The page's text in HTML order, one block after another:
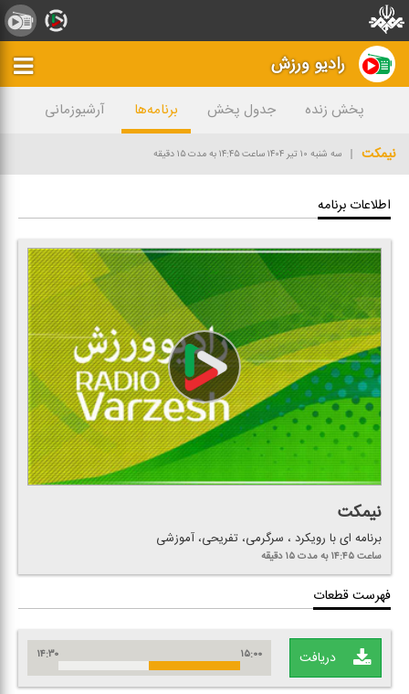
رادیو ورزش
پخش زنده جدول پخش برنامه‌ها
آرشیوزمانی
نیمكت
سه شنبه ۱۰ تیر ۱۴۰۴ ساعت ۱۴:۴۵ به مدت ۱۵ دقیقه
اطلاعات برنامه
نیمكت
برنامه ای با رویكرد ، سرگرمی، تفریحی، آموزشی
ساعت ۱۴:۴۵ به مدت ۱۵ دقیقه
فهرست قطعات
دریافت ۱۴:۳۰ ۱۵:۰۰